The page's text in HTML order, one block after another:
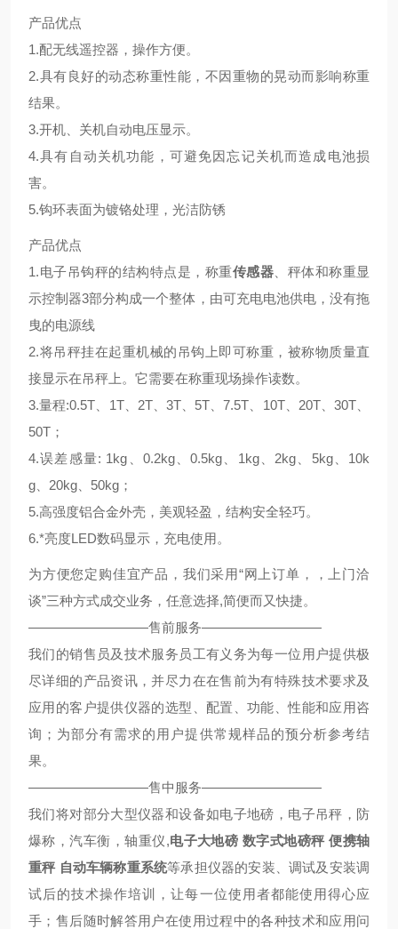
产品优点
1.配无线遥控器，操作方便。
2.具有良好的动态称重性能，不因重物的晃动而影响称重
结果。
3.开机、关机自动电压显示。
4.具有自动关机功能，可避免因忘记关机而造成电池损
害。
5.钩环表面为镀铬处理，光洁防锈
产品优点
1.电子吊钩秤的结构特点是，称重传感器 、秤体和称重显
示控制器3部分构成一个整体，由可充电电池供电，没有拖
曳的电源线
2.将吊秤挂在起重机械的吊钩上即可称重，被称物质量直
接显示在吊秤上。它需要在称重现场操作读数。
3.量程:0.5T、1T、2T、3T、5T、7.5T、10T、20T、30T、
50T；
4.误差感量: 1kg、0.2kg、0.5kg、1kg、2kg、5kg、10k
g、20kg、50kg；
5.高强度铝合金外壳，美观轻盈，结构安全轻巧。
6.*亮度LED数码显示，充电使用。
为方便您定购佳宜产品，我们采用“网上订单，，上门洽
谈”三种方式成交业务，任意选择,简便而又快捷。
—————————售前服务—————————
我们的销售员及技术服务员工有义务为每一位用户提供极
尽详细的产品资讯，并尽力在在售前为有特殊技术要求及
应用的客户提供仪器的选型、配置、功能、性能和应用咨
询；为部分有需求的用户提供常规样品的预分析参考结
果。
—————————售中服务—————————
我们将对部分大型仪器和设备如电子地磅，电子吊秤，防
爆称，汽车衡，轴重仪,电子大地磅 数字式地磅秤 便携轴
重秤 自动车辆称重系统等承担仪器的安装、调试及安装调
试后的技术操作培训，让每一位使用者都能使用得心应
手；售后随时解答用户在使用过程中的各种技术和应用问